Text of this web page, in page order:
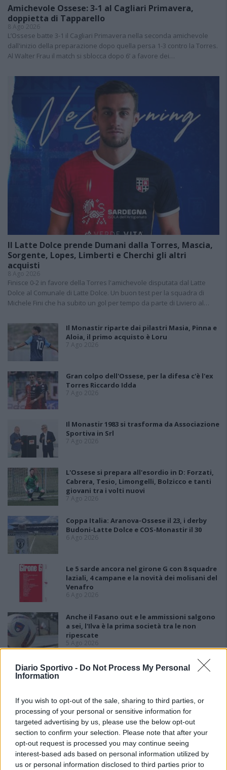
Diario Sportivo - Do Not Process My Personal
Information
If you wish to opt-out of the sale, sharing to third parties, or
processing of your personal or sensitive information for
targeted advertising by us, please use the below opt-out
section to confirm your selection. Please note that after your
opt-out request is processed you may continue seeing
interest-based ads based on personal information utilized by
us or personal information disclosed to third parties prior to
Amichevole Ossese: 3-1 al Cagliari Primavera,
doppietta di Tapparello
8 Ago 2026
L’Ossese batte 3-1 il Cagliari Primavera nella seconda amichevole
dall'inizio della preparazione dopo quella persa 1-3 contro la Torres.
Al Walter Frau il match si sblocca dopo 6’ a favore dei…
Il Latte Dolce prende Dumani dalla Torres, Mascia,
Sorgente, Lopes, Limberti e Cherchi gli altri
acquisti
8 Ago 2026
Finisce 0-2 in favore della Torres l'amichevole disputata dal Latte
Dolce al Comunale di Latte Dolce. Un buon test per la squadra di
Michele Fini che ha subito un gol per tempo da parte di Liviero al…
Il Monastir riparte dai pilastri Masia, Pinna e
Aloia, il primo acquisto è Loru
7 Ago 2026
Gran colpo dell'Ossese, per la difesa c'è l'ex
Torres Riccardo Idda
7 Ago 2026
Il Monastir 1983 si trasforma da Associazione
Sportiva in Srl
7 Ago 2026
L'Ossese si prepara all'esordio in D: Forzati,
Cabrera, Tesio, Limongelli, Bolzicco e tanti
giovani tra i volti nuovi
7 Ago 2026
Coppa Italia: Aranova-Ossese il 23, i derby
Budoni-Latte Dolce e COS-Monastir il 30
6 Ago 2026
Le 5 sarde ancora nel girone G con 8 squadre
laziali, 4 campane e la novità dei molisani del
Venafro
6 Ago 2026
Anche il Fasano out e le ammissioni salgono
a sei, l'Ilva è la prima società tra le non
ripescate
5 Ago 2026
Latte Dolce, Luigi Piredda il primo dei